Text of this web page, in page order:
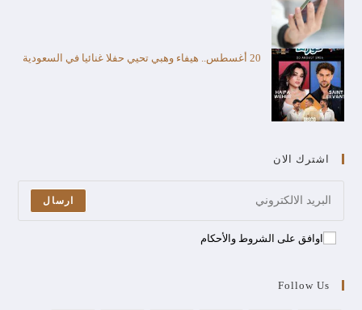
20 أغسطس.. هيفاء وهبي تحيي حفلا غنائيا في السعودية
اشترك الان
ارسال
اوافق على الشروط والأحكام
Follow Us